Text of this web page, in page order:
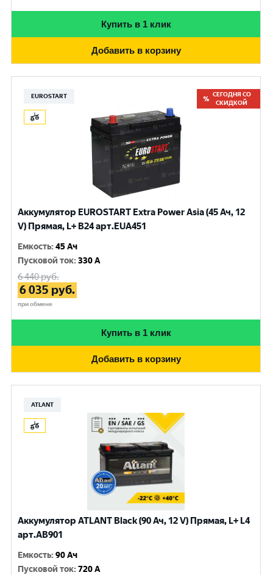
Купить в 1 клик
Добавить в корзину
EUROSTART
СЕГОДНЯ СО
СКИДКОЙ
Аккумулятор EUROSTART Extra Power Asia (45 Ач, 12
V) Прямая, L+ B24 арт.EUA451
Емкость:45 Ач
Пусковой ток:330 A
6 440руб.
6 035 руб.
при обмене
Купить в 1 клик
Добавить в корзину
ATLANT
Аккумулятор ATLANT Black (90 Ач, 12 V) Прямая, L+ L4
арт.AB901
Емкость:90 Ач
Пусковой ток:720 A